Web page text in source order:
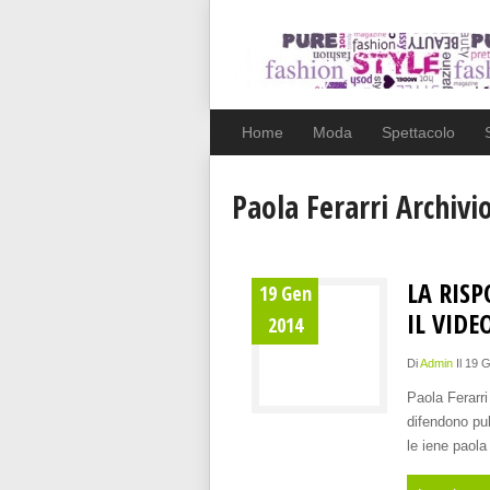
Home Moda Spettacolo
Paola Ferarri
19 Gen
2014
LA
IL
DiAdmin Il 19
Paola
difendono
le iene